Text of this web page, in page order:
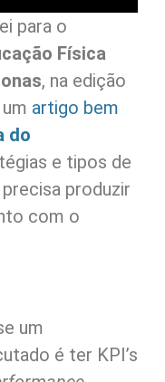
para o
Física
, na edição
artigo bem
do
e tipos de
produzir
com o
um
é ter KPI’s